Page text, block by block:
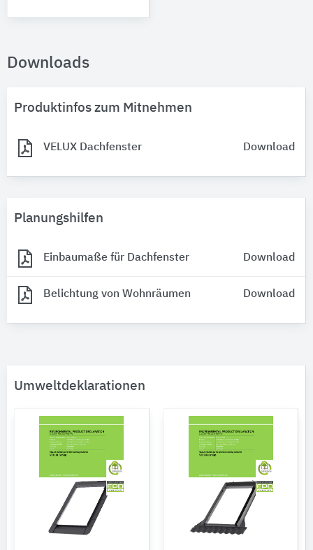
Downloads
Produktinfos zum Mitnehmen
VELUX Dachfenster Download
Planungshilfen
Einbaumaße für Dachfenster Download
Belichtung von Wohnräumen Download
Umweltdeklarationen